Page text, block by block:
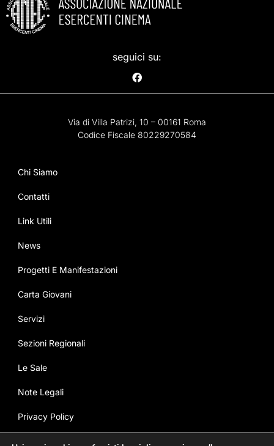
seguici su:
Via di Villa Patrizi, 10 – 00161 Roma
Codice Fiscale 80229270584
Chi Siamo
Contatti
Link Utili
News
Progetti E Manifestazioni
Carta Giovani
Servizi
Sezioni Regionali
Le Sale
Note Legali
Privacy Policy